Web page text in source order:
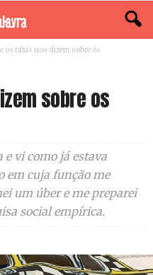
os táxis nos dizem sobre os
sobre os
e vi como já estava
em cuja função me
um úber e me preparei
social empírica.